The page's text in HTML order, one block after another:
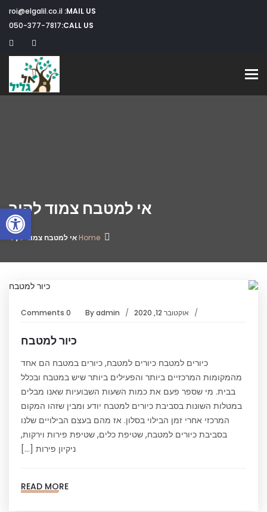
MAIL US:
CALL US:
050-377-7817
Toggle navigation
אי למטבח צמוד לקיר
Home אי למטבח צמוד לקיר
אוקטובר 12, 2020 Byadmin
0 Comments
כיור למטבח
כיורים למטבח כיורים למטבח, כיורים במטבח הם אחד
מהמקומות המרכזיים ביותר והפעילים ביותר שיש במטבח ובכלל
בבית. מי שספר פעם את כמות השעות השבועיות שאנו מבלים
במטלות השונות בסביבת כיורים למטבח יודע ומבין שזהו המקום
המרכזי אחרי זמן הבילוי בסלון. אז מהם בעצם הבילויים שלנו
בסביבת כיורים למטבח, שטיפת כלים, שטיפת פירות וירקות,
ניקיון פירות […]
READ MORE